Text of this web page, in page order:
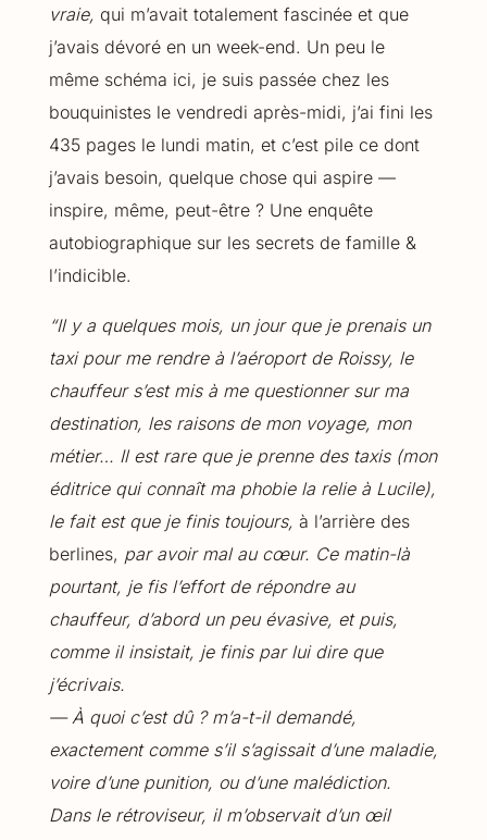
vraie, qui m’avait totalement fascinée et que
j’avais dévoré en un week-end. Un peu le
même schéma ici, je suis passée chez les
bouquinistes le vendredi après-midi, j’ai fini les
435 pages le lundi matin, et c’est pile ce dont
j’avais besoin, quelque chose qui aspire —
inspire, même, peut-être ? Une enquête
autobiographique sur les secrets de famille &
l’indicible.
“Il y a quelques mois, un jour que je prenais un
taxi pour me rendre à l’aéroport de Roissy, le
chauffeur s’est mis à me questionner sur ma
destination, les raisons de mon voyage, mon
métier… Il est rare que je prenne des taxis (mon
éditrice qui connaît ma phobie la relie à Lucile),
le fait est que je finis toujours, à l’arrière des
berlines, par avoir mal au cœur. Ce matin-là
pourtant, je fis l’effort de répondre au
chauffeur, d’abord un peu évasive, et puis,
comme il insistait, je finis par lui dire que
j’écrivais.
— À quoi c’est dû ? m’a-t-il demandé,
exactement comme s’il s’agissait d’une maladie,
voire d’une punition, ou d’une malédiction.
Dans le rétroviseur, il m’observait d’un œil